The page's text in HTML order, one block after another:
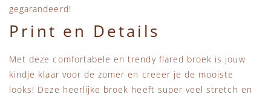
Play Up
Sproet & Sprout
gegarandeerd!
Print en Details
Met deze comfortabele en trendy flared broek is jouw
kindje klaar voor de zomer en creeer je de mooiste
looks! Deze heerlijke broek heeft super veel stretch en